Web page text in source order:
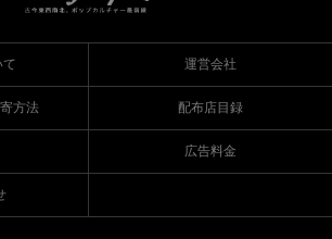
て 運営会社
方法 配布店目録
広告料金